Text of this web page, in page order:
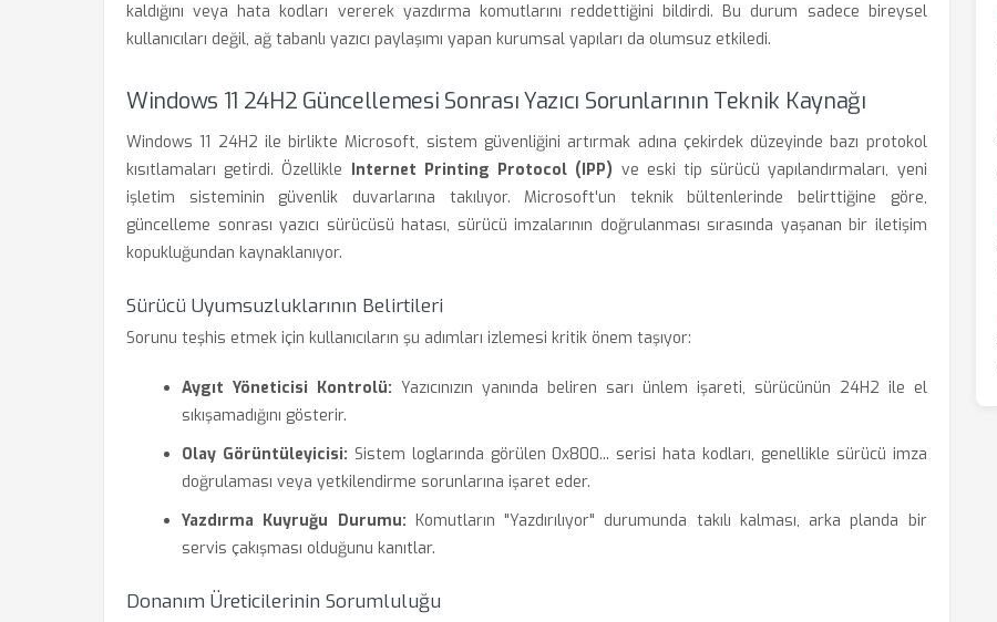
kaldığını veya hata kodları vererek yazdırma komutlarını reddettiğini bildirdi. Bu durum sadece bireysel
kullanıcıları değil, ağ tabanlı yazıcı paylaşımı yapan kurumsal yapıları da olumsuz etkiledi.
Windows 11 24H2 Güncellemesi Sonrası Yazıcı Sorunlarının Teknik Kaynağı
Windows 11 24H2 ile birlikte Microsoft, sistem güvenliğini artırmak adına çekirdek düzeyinde bazı protokol
kısıtlamaları getirdi. Özellikle Internet Printing Protocol (IPP) ve eski tip sürücü yapılandırmaları, yeni
işletim sisteminin güvenlik duvarlarına takılıyor. Microsoft'un teknik bültenlerinde belirttiğine göre,
güncelleme sonrası yazıcı sürücüsü hatası, sürücü imzalarının doğrulanması sırasında yaşanan bir iletişim
kopukluğundan kaynaklanıyor.
Sürücü Uyumsuzluklarının Belirtileri
Sorunu teşhis etmek için kullanıcıların şu adımları izlemesi kritik önem taşıyor:
Aygıt Yöneticisi Kontrolü: Yazıcınızın yanında beliren sarı ünlem işareti, sürücünün 24H2 ile el
sıkışamadığını gösterir.
Olay Görüntüleyicisi: Sistem loglarında görülen 0x800... serisi hata kodları, genellikle sürücü imza
doğrulaması veya yetkilendirme sorunlarına işaret eder.
Yazdırma Kuyruğu Durumu: Komutların "Yazdırılıyor" durumunda takılı kalması, arka planda bir
servis çakışması olduğunu kanıtlar.
Donanım Üreticilerinin Sorumluluğu